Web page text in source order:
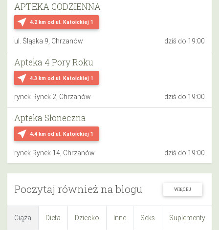
near_me 4.2 km od ul. Katoickiej 1
APTEKA CODZIENNA
ul. Śląska 9, Chrzanów dziś do 19:00
near_me 4.3 km od ul. Katoickiej 1
Apteka 4 Pory Roku
rynek Rynek 2, Chrzanów dziś do 19:00
near_me 4.4 km od ul. Katoickiej 1
Apteka Słoneczna
rynek Rynek 14, Chrzanów dziś do 19:00
Poczytaj również na blogu WIĘCEJ
Ciąża Dieta Dziecko Inne Seks Suplementy